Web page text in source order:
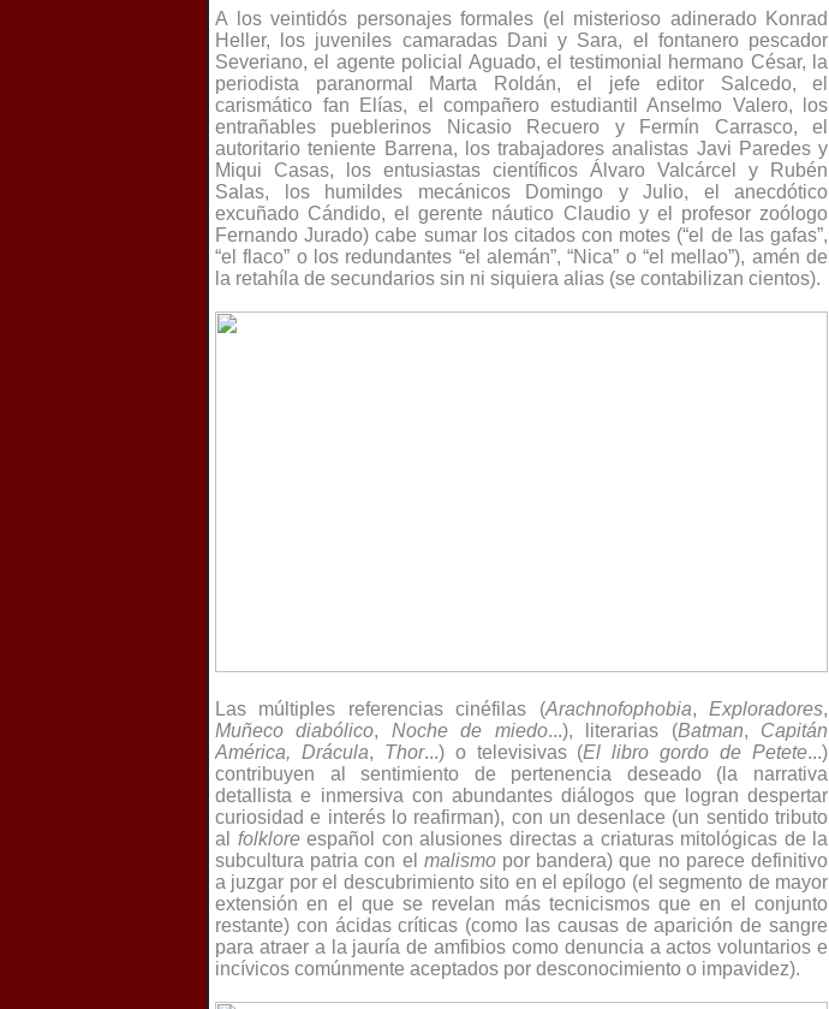
A los veintidós personajes formales (el misterioso adinerado Konrad
Heller, los juveniles camaradas Dani y Sara, el fontanero pescador
Severiano, el agente policial Aguado, el testimonial hermano César, la
periodista paranormal Marta Roldán, el jefe editor Salcedo, el
carismático fan Elías, el compañero estudiantil Anselmo Valero, los
entrañables pueblerinos Nicasio Recuero y Fermín Carrasco, el
autoritario teniente Barrena, los trabajadores analistas Javi Paredes y
Miqui Casas, los entusiastas científicos Álvaro Valcárcel y Rubén
Salas, los humildes mecánicos Domingo y Julio, el anecdótico
excuñado Cándido, el gerente náutico Claudio y el profesor zoólogo
Fernando Jurado) cabe sumar los citados con motes (“el de las gafas”,
“el flaco” o los redundantes “el alemán”, “Nica” o “el mellao”), amén de
la retahíla de secundarios sin ni siquiera alias (se contabilizan cientos).
Las múltiples referencias cinéfilas (Arachnofophobia,Exploradores,
Muñeco diabólico, Noche de miedo...), literarias (Batman, Capitán
América, Drácula, Thor...) o televisivas (El libro gordo de Petete...)
contribuyen al sentimiento de pertenencia deseado (la narrativa
detallista e inmersiva con abundantes diálogos que logran despertar
curiosidad e interés lo reafirman), con un desenlace (un sentido tributo
al folkloreespañol con alusiones directas a criaturas mitológicas de la
subcultura patria con el malismopor bandera) que no parece definitivo
a juzgar por el descubrimiento sito en el epílogo (el segmento de mayor
extensión en el que se revelan más tecnicismos que en el conjunto
restante) con ácidas críticas (como las causas de aparición de sangre
para atraer a la jauría de amfibios como denuncia a actos voluntarios e
incívicos comúnmente aceptados por desconocimiento o impavidez).